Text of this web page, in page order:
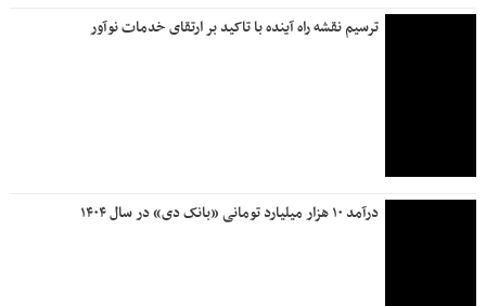
ترسیم نقشه راه آینده با تاکید بر ارتقای خدمات نوآور
درآمد ۱۰ هزار میلیارد تومانی «بانک دی» در سال ۱۴۰۴